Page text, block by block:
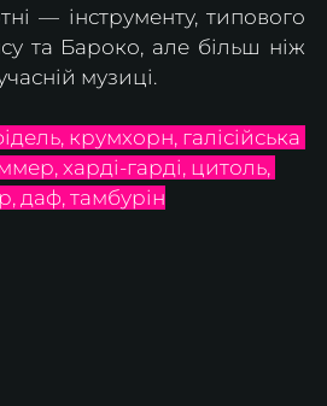
— інструменту, типового
та Бароко, але більш ніж
музиці.
крумхорн, галісійська
харді-гарді, цитоль,
даф, тамбурін